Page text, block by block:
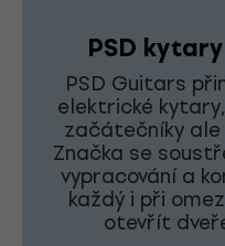
PSD
PSD Guitars
elektrické
začátečníky
Značka se
vypracování a
každý i při
otevřít